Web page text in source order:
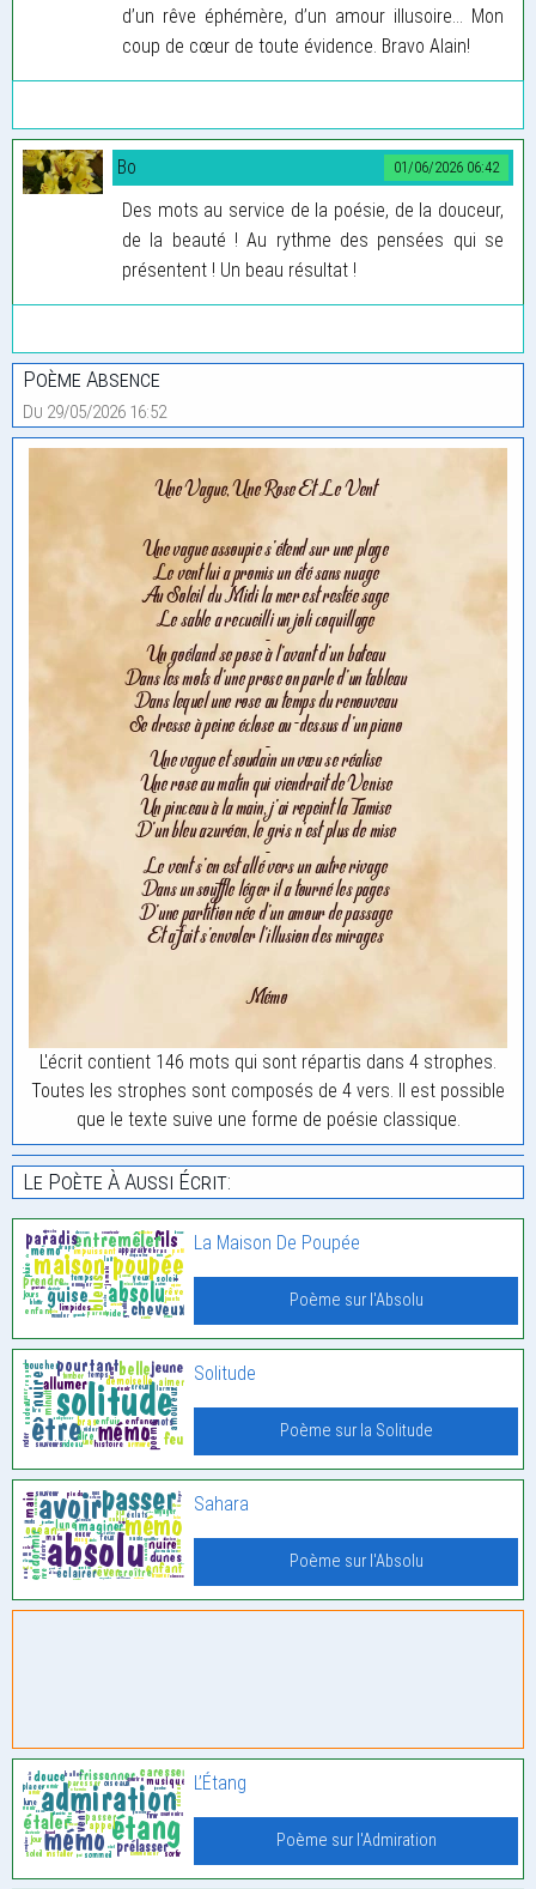
d’un rêve éphémère, d’un amour illusoire… Mon
coup de cœur de toute évidence. Bravo Alain!
01/06/2026 06:42
Bo
Des mots au service de la poésie, de la douceur,
de la beauté ! Au rythme des pensées qui se
présentent ! Un beau résultat !
Poème Absence
Du 29/05/2026 16:52
L'écrit contient 146 mots qui sont répartis dans 4 strophes.
Toutes les strophes sont composés de 4 vers. Il est possible
que le texte suive une forme de poésie classique.
Le Poète À Aussi Écrit:
La Maison De Poupée
Poème sur l'Absolu
Solitude
Poème sur la Solitude
Sahara
Poème sur l'Absolu
L’Étang
Poème sur l'Admiration